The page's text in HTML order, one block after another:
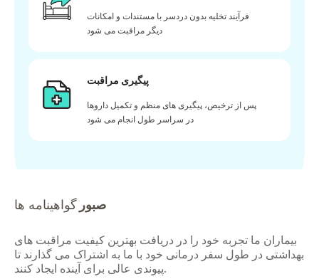
فرآیند تخلیه بدون دردسر با مستندات و امکانات
دیگر مراقبت می شود
پیگیری مراقبت
پس از ترخیص، پیگیری های منظم و تکمیل داروها
در سراسر طول انجام می شود
صبور گواهینامه ها
بیماران ما تجربه خود را در دریافت بهترین کیفیت مراقبت های
بهداشتی در طول سفر درمانی خود با ما به اشتراک می گذارند تا
پیوندی عالی برای آینده ایجاد کنند.